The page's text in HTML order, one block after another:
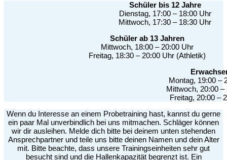
Schüler bis 12 Jahre
Dienstag, 17:00 – 18:00 Uhr
Mittwoch, 17:30 – 18:30 Uhr
Schüler ab 13 Jahren
Mittwoch, 18:00 – 20:00 Uhr
Freitag, 18:30 – 20:00 Uhr (Athletik)
Montag, 19:00 –
Mittwoch, 20:00 –
Freitag, 20:00 –
Wenn du Interesse an einem Probetraining hast, kannst du gerne
ein paar Mal unverbindlich bei uns mitmachen. Schläger können
wir dir ausleihen. Melde dich bitte bei deinem unten stehenden
Ansprechpartner und teile uns bitte deinen Namen und dein Alter
mit. Bitte beachte, dass unsere Trainingseinheiten sehr gut
besucht sind und die Hallenkapazität begrenzt ist. Ein